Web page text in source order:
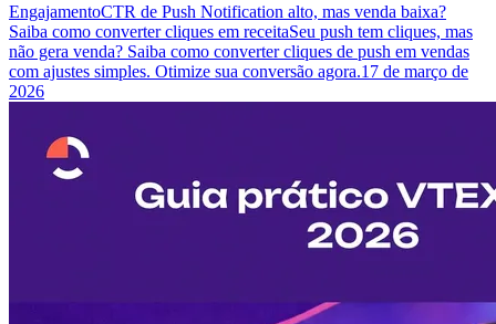
EngajamentoCTR de Push Notification alto, mas venda baixa?
Saiba como converter cliques em receitaSeu push tem cliques, mas
não gera venda? Saiba como converter cliques de push em vendas
com ajustes simples. Otimize sua conversão agora.17 de março de
2026